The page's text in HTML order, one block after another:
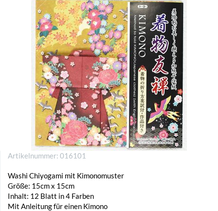
Artikelnummer: 016101
Washi Chiyogami mit Kimonomuster
Größe: 15cm x 15cm
Inhalt: 12 Blatt in 4 Farben
Mit Anleitung für einen Kimono